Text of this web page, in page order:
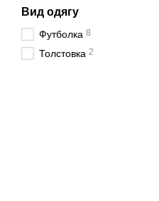
Вид одягу
Футболка 8
Толстовка 2